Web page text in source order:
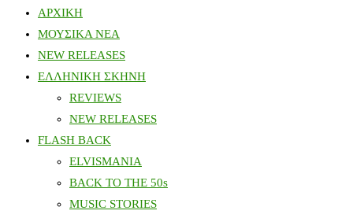
ΑΡΧΙΚΗ
ΜΟΥΣΙΚΑ ΝΕΑ
NEW RELEASES
ΕΛΛΗΝΙΚΗ ΣΚΗΝΗ
REVIEWS
NEW RELEASES
FLASH BACK
ELVISMANIA
BACK TO THE 50s
MUSIC STORIES